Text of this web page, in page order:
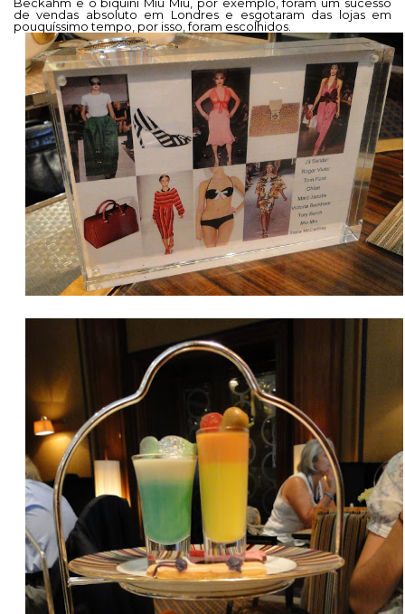
de vendas absoluto em Londres e esgotaram das lojas em
pouquíssimo tempo, por isso, foram escolhidos.